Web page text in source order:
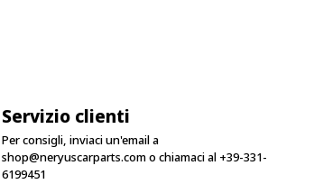
Servizio clienti
Per consigli, inviaci un'email a
shop@neryuscarparts.como chiamaci al +39-331-
6199451